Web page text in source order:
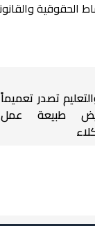
الحقوقية
تصدر تعميماً
طبيعة عمل